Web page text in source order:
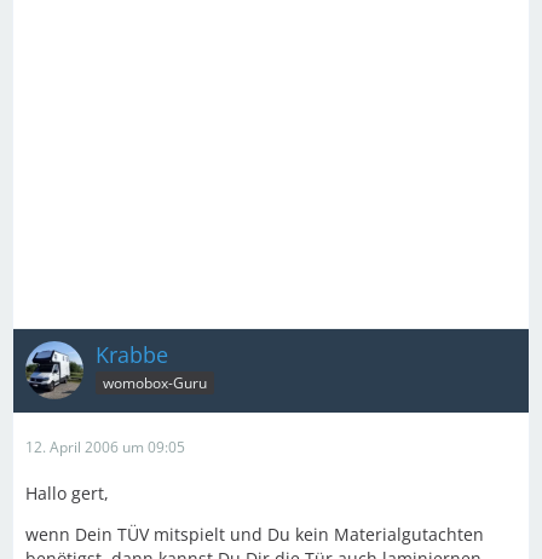
Krabbe
womobox-Guru
12. April 2006 um 09:05
Hallo gert,
wenn Dein TÜV mitspielt und Du kein Materialgutachten